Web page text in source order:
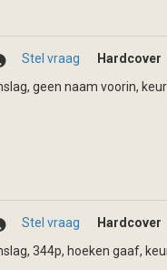
Stel vraag Hardcover
geen naam voorin,
Stel vraag Hardcover
344p, hoeken gaaf,